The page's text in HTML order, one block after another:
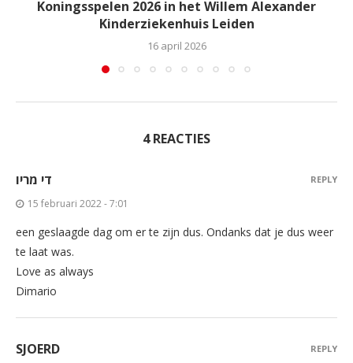
Koningsspelen 2026 in het Willem Alexander
Kinderziekenhuis Leiden
16 april 2026
4 REACTIES
די מריו
15 februari 2022 - 7:01
een geslaagde dag om er te zijn dus. Ondanks dat je dus weer
te laat was.
Love as always
Dimario
REPLY
SJOERD REPLY